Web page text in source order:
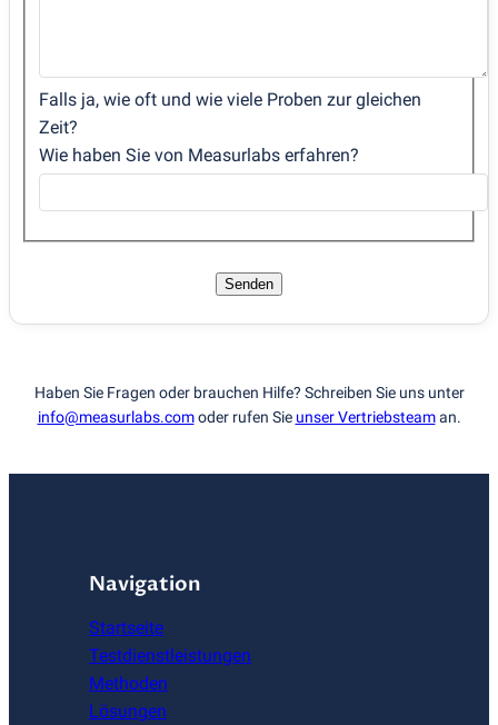
Falls ja, wie oft und wie viele Proben zur gleichen
Zeit?
Wie haben Sie von Measurlabs erfahren?
Senden
Haben Sie Fragen oder brauchen Hilfe? Schreiben Sie uns unter
info@measurlabs.comoder rufen Sie unser Vertriebsteaman.
Navigation
Startseite
Testdienstleistungen
Methoden
Lösungen